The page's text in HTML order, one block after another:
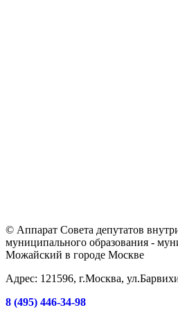
© Аппарат Совета депутатов
муниципального образования -
Можайский в городе Москве
Адрес: 121596, г.Москва,
8 (495) 446-34-98